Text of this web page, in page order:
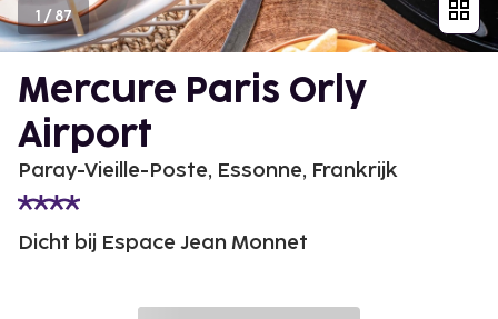
1 /87
Mercure Paris Orly
Airport
Paray-Vieille-Poste, Essonne, Frankrijk
Dicht bij Espace Jean Monnet